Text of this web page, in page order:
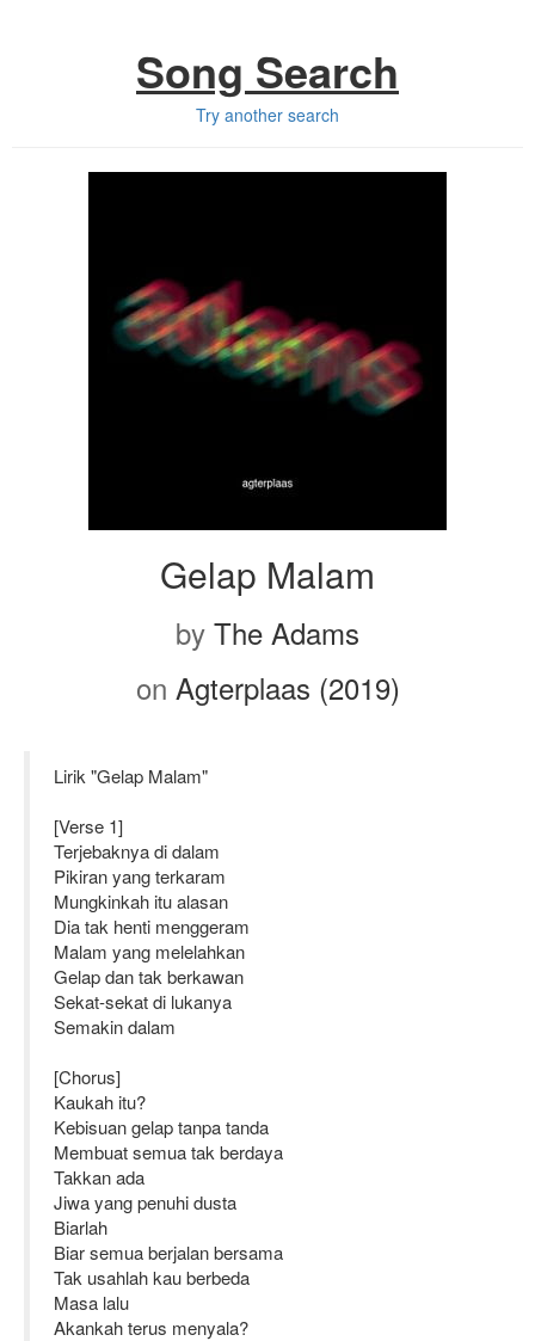
Song Search
Try another search
Gelap Malam
by The Adams
on Agterplaas (2019)
Lirik "Gelap Malam"
[Verse 1]
Terjebaknya di dalam
Pikiran yang terkaram
Mungkinkah itu alasan
Dia tak henti menggeram
Malam yang melelahkan
Gelap dan tak berkawan
Sekat-sekat di lukanya
Semakin dalam
[Chorus]
Kaukah itu?
Kebisuan gelap tanpa tanda
Membuat semua tak berdaya
Takkan ada
Jiwa yang penuhi dusta
Biarlah
Biar semua berjalan bersama
Tak usahlah kau berbeda
Masa lalu
Akankah terus menyala?